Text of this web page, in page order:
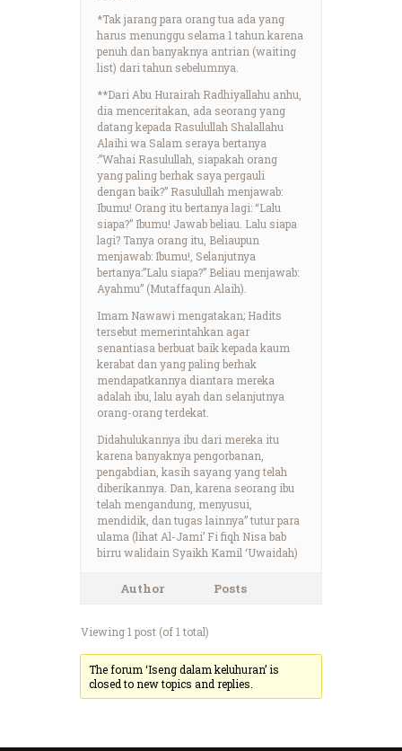
*Tak jarang para orang tua ada yang
harus menunggu selama 1 tahun karena
penuh dan banyaknya antrian (waiting
list) dari tahun sebelumnya.
**Dari Abu Hurairah Radhiyallahu anhu,
dia menceritakan, ada seorang yang
datang kepada Rasulullah Shalallahu
Alaihi wa Salam seraya bertanya
:”Wahai Rasulullah, siapakah orang
yang paling berhak saya pergauli
dengan baik?” Rasulullah menjawab:
Ibumu! Orang itu bertanya lagi: “Lalu
siapa?” Ibumu! Jawab beliau. Lalu siapa
lagi? Tanya orang itu, Beliaupun
menjawab: Ibumu!, Selanjutnya
bertanya:”Lalu siapa?” Beliau menjawab:
Ayahmu” (Mutaffaqun Alaih).
Imam Nawawi mengatakan; Hadits
tersebut memerintahkan agar
senantiasa berbuat baik kepada kaum
kerabat dan yang paling berhak
mendapatkannya diantara mereka
adalah ibu, lalu ayah dan selanjutnya
orang-orang terdekat.
Didahulukannya ibu dari mereka itu
karena banyaknya pengorbanan,
pengabdian, kasih sayang yang telah
diberikannya. Dan, karena seorang ibu
telah mengandung, menyusui,
mendidik, dan tugas lainnya” tutur para
ulama (lihat Al-Jami’ Fi fiqh Nisa bab
birru walidain Syaikh Kamil ‘Uwaidah)
Author Posts
Viewing 1 post (of 1 total)
The forum ‘Iseng dalam keluhuran’ is
closed to new topics and replies.